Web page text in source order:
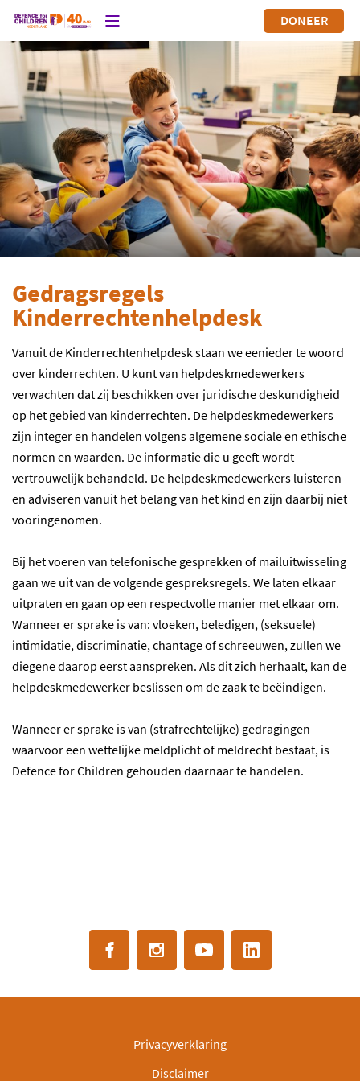
DONEER
Gedragsregels
Kinderrechtenhelpdesk
Vanuit de Kinderrechtenhelpdesk staan we eenieder te woord
over kinderrechten. U kunt van helpdeskmedewerkers
verwachten dat zij beschikken over juridische deskundigheid
op het gebied van kinderrechten. De helpdeskmedewerkers
zijn integer en handelen volgens algemene sociale en ethische
normen en waarden. De informatie die u geeft wordt
vertrouwelijk behandeld. De helpdeskmedewerkers luisteren
en adviseren vanuit het belang van het kind en zijn daarbij niet
vooringenomen.
Bij het voeren van telefonische gesprekken of mailuitwisseling
gaan we uit van de volgende gespreksregels. We laten elkaar
uitpraten en gaan op een respectvolle manier met elkaar om.
Wanneer er sprake is van: vloeken, beledigen, (seksuele)
intimidatie, discriminatie, chantage of schreeuwen, zullen we
diegene daarop eerst aanspreken. Als dit zich herhaalt, kan de
helpdeskmedewerker beslissen om de zaak te beëindigen.
Wanneer er sprake is van (strafrechtelijke) gedragingen
waarvoor een wettelijke meldplicht of meldrecht bestaat, is
Defence for Children gehouden daarnaar te handelen.
Privacyverklaring
Disclaimer